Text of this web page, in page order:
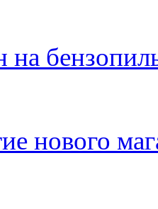
на
нового